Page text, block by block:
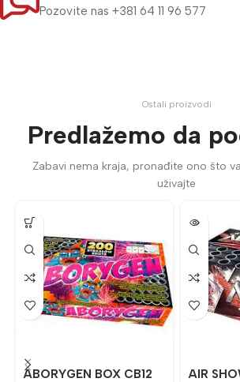
Pozovite nas +381 64 11 96 577
Ostali proizvodi
Predlažemo da
Zabavi nema kraja, pronađite ono što
uživajte
ABORYGEN BOX CB12
AIR